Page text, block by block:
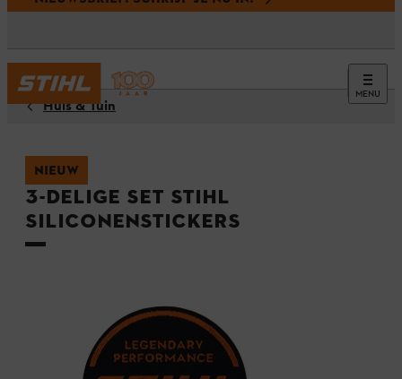
MENU
Huis & Tuin
NIEUW
3-delige set STIHL
siliconenstickers